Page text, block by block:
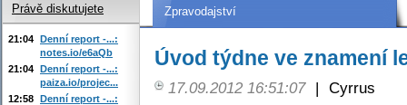
Zpravodajství
Úvod týdne ve znamení
17.09.2012 16:51:07 | Cyrrus
Právě diskutujete
21:04 Denní report -...:
notes.io/e6aQb
21:04 Denní report -...:
paiza.io/projec...
12:58 Denní report -...: